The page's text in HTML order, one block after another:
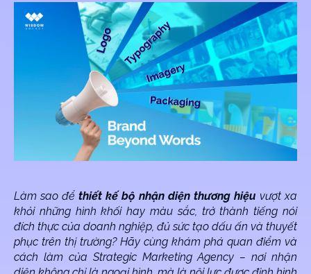
Làm sao đểthiết kế bộ nhận diện thương hiệu vượt xa
khỏi những hình khối hay màu sắc, trở thành tiếng nói
đích thực của doanh nghiệp, đủ sức tạo dấu ấn và thuyết
phục trên thị trường? Hãy cùng khám phá quan điểm và
cách làm của Strategic Marketing Agency – nơi nhận